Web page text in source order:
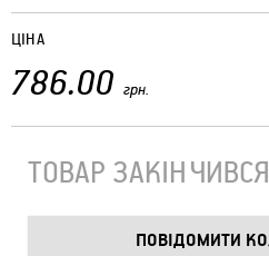
ЦІНА
786.00 грн.
ТОВАР ЗАКІНЧИВСЯ